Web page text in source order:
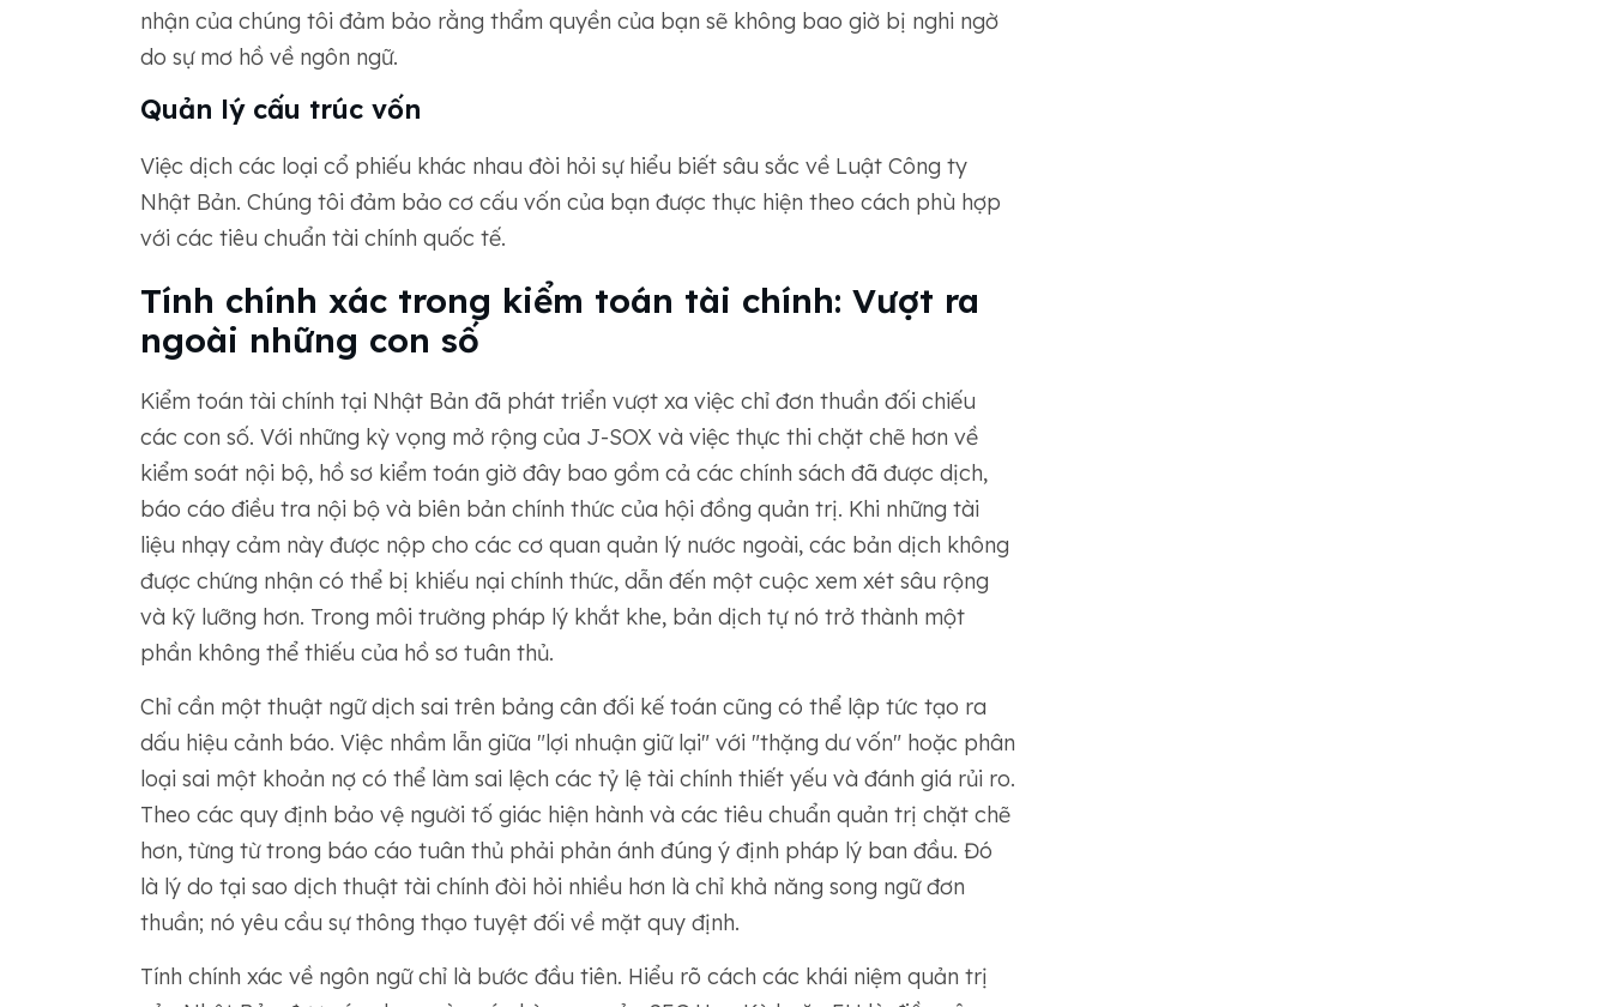
nhận của chúng tôi đảm bảo rằng thẩm quyền của bạn sẽ không bao giờ bị nghi ngờ
do sự mơ hồ về ngôn ngữ.
Quản lý cấu trúc vốn
Việc dịch các loại cổ phiếu khác nhau đòi hỏi sự hiểu biết sâu sắc về Luật Công ty
Nhật Bản. Chúng tôi đảm bảo cơ cấu vốn của bạn được thực hiện theo cách phù hợp
với các tiêu chuẩn tài chính quốc tế.
Tính chính xác trong kiểm toán tài chính: Vượt ra
ngoài những con số
Kiểm toán tài chính tại Nhật Bản đã phát triển vượt xa việc chỉ đơn thuần đối chiếu
các con số. Với những kỳ vọng mở rộng của J-SOX và việc thực thi chặt chẽ hơn về
kiểm soát nội bộ, hồ sơ kiểm toán giờ đây bao gồm cả các chính sách đã được dịch,
báo cáo điều tra nội bộ và biên bản chính thức của hội đồng quản trị. Khi những tài
liệu nhạy cảm này được nộp cho các cơ quan quản lý nước ngoài, các bản dịch không
được chứng nhận có thể bị khiếu nại chính thức, dẫn đến một cuộc xem xét sâu rộng
và kỹ lưỡng hơn. Trong môi trường pháp lý khắt khe, bản dịch tự nó trở thành một
phần không thể thiếu của hồ sơ tuân thủ.
Chỉ cần một thuật ngữ dịch sai trên bảng cân đối kế toán cũng có thể lập tức tạo ra
dấu hiệu cảnh báo. Việc nhầm lẫn giữa "lợi nhuận giữ lại" với "thặng dư vốn" hoặc phân
loại sai một khoản nợ có thể làm sai lệch các tỷ lệ tài chính thiết yếu và đánh giá rủi ro.
Theo các quy định bảo vệ người tố giác hiện hành và các tiêu chuẩn quản trị chặt chẽ
hơn, từng từ trong báo cáo tuân thủ phải phản ánh đúng ý định pháp lý ban đầu. Đó
là lý do tại sao dịch thuật tài chính đòi hỏi nhiều hơn là chỉ khả năng song ngữ đơn
thuần; nó yêu cầu sự thông thạo tuyệt đối về mặt quy định.
Tính chính xác về ngôn ngữ chỉ là bước đầu tiên. Hiểu rõ cách các khái niệm quản trị